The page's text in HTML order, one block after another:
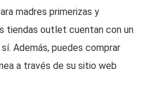
madres primerizas y
tiendas outlet cuentan con un
Además, puedes comprar
a través de su sitio web